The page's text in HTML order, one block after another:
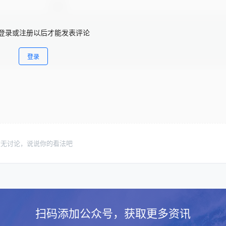
录或注册以后才能发表评论
登录
讨论，说说你的看法吧
扫码添加公众号，获取更多资讯